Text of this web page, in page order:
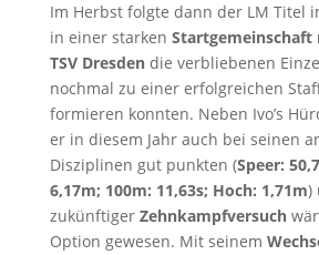
Im Herbst folgte dann der LM Titel
in einer starken Startgemeinschaft
TSV Dresdendie verbliebenen
nochmal zu einer erfolgreichen
formieren konnten. Neben Ivo’s
er in diesem Jahr auch bei seinen
Disziplinen gut punkten (Speer:
6,17m; 100m: 11,63s; Hoch: 1,71m)
zukünftiger Zehnkampfversuch
Option gewesen. Mit seinem